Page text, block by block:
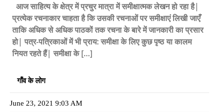
आज साहित्य के क्षेत्र में प्रचुर मात्रा में समीक्षात्मक लेखन हो रहा है|
प्रत्येक रचनाकार चाहता है कि उसकी रचनाओं पर समीक्षाएं लिखी जाएँ
ताकि अधिक से अधिक पाठकों तक रचना के बारे में जानकारी का प्रसार
हो| पत्र-पत्रिकाओं में भी प्राय: समीक्षा के लिए कुछ पृष्ठ या कालम
नियत रहते हैं| समीक्षा के […]
गाँव के लोग
June 23, 2021 9:03 AM